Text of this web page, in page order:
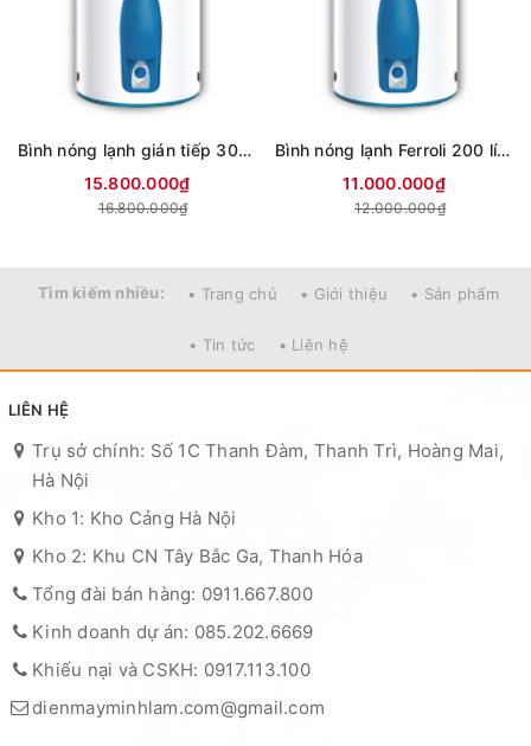
Bình nóng lạnh gián tiếp 300 lítFerroli Aqua store
15.800.000₫
16.800.000₫
Bình nóng lạnh Ferroli 200 lít AQUA 200L
11.000.000₫
12.000.000₫
Tìm kiếm nhiều: • Trang chủ • Giới thiệu • Sản phẩm
• Tin tức • Liên hệ
LIÊN HỆ
Trụ sở chính: Số 1C Thanh Đàm, Thanh Trì, Hoàng Mai,
Hà Nội
Kho 1: Kho Cảng Hà Nội
Kho 2: Khu CN Tây Bắc Ga, Thanh Hóa
Tổng đài bán hàng: 0911.667.800
Kinh doanh dự án: 085.202.6669
Khiếu nại và CSKH: 0917.113.100
dienmayminhlam.com@gmail.com